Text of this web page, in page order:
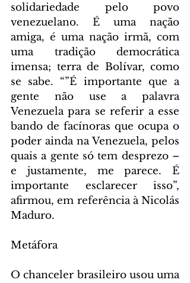
solidariedade pelo povo
venezuelano. É uma nação
amiga, é uma nação irmã, com
uma tradição democrática
imensa; terra de Bolívar, como
se sabe. “”É importante que a
gente não use a palavra
Venezuela para se referir a esse
bando de facínoras que ocupa o
poder ainda na Venezuela, pelos
quais a gente só tem desprezo –
e justamente, me parece. É
importante esclarecer isso”,
afirmou, em referência à Nicolás
Maduro.
Metáfora
O chanceler brasileiro usou uma